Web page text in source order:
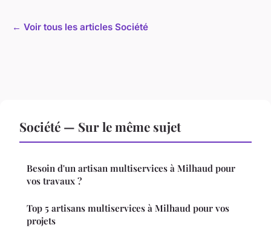
← Voir tous les articles Société
Société — Sur le même sujet
Besoin d'un artisan multiservices à Milhaud pour
vos travaux ?
Top 5 artisans multiservices à Milhaud pour vos
projets